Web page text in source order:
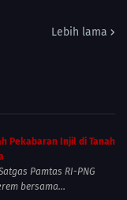
Lebih lama
Pekabaran Injil di Tanah
Pamtas RI-PNG
bersama...